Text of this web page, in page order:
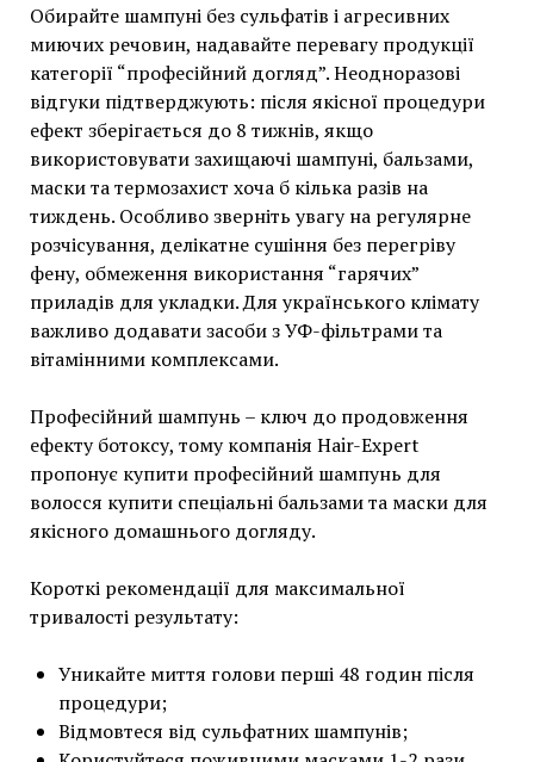
Обирайте шампуні без сульфатів і агресивних
миючих речовин, надавайте перевагу продукції
категорії “професійний догляд”. Неодноразові
відгуки підтверджують: після якісної процедури
ефект зберігається до 8 тижнів, якщо
використовувати захищаючі шампуні, бальзами,
маски та термозахист хоча б кілька разів на
тиждень. Особливо зверніть увагу на регулярне
розчісування, делікатне сушіння без перегріву
фену, обмеження використання “гарячих”
приладів для укладки. Для українського клімату
важливо додавати засоби з УФ-фільтрами та
вітамінними комплексами.
Професійний шампунь – ключ до продовження
ефекту ботоксу, тому компанія Hair-Expert
пропонує купити професійний шампунь для
волосся купити спеціальні бальзами та маски для
якісного домашнього догляду.
Короткі рекомендації для максимальної
тривалості результату:
Уникайте миття голови перші 48 годин після
процедури;
Відмовтеся від сульфатних шампунів;